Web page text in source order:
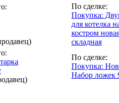
По сделке:
Покупка:
для котелка
костром
складная
По сделке:
Покупка:
Набор ложек